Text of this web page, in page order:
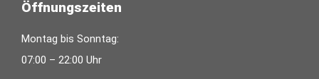
Öffnungszeiten
Montag bis Sonntag:
07:00 – 22:00 Uhr